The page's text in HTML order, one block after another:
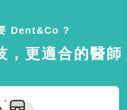
Dent&Co ?
，更適合的醫師